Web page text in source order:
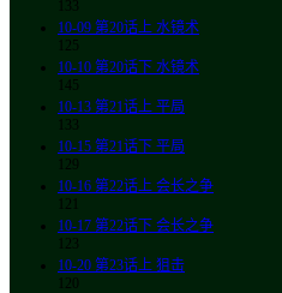
133
10-09 第20话上 水镜术
125
10-10 第20话下 水镜术
145
10-13 第21话上 平局
133
10-15 第21话下 平局
129
10-16 第22话上 会长之争
121
10-17 第22话下 会长之争
123
10-20 第23话上 狙击
120